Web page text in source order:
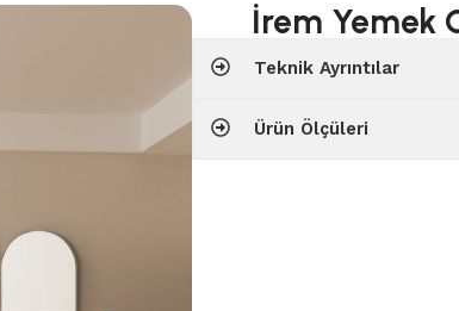
İrem Yemek
Teknik Ayrıntılar
Ürün Ölçüleri